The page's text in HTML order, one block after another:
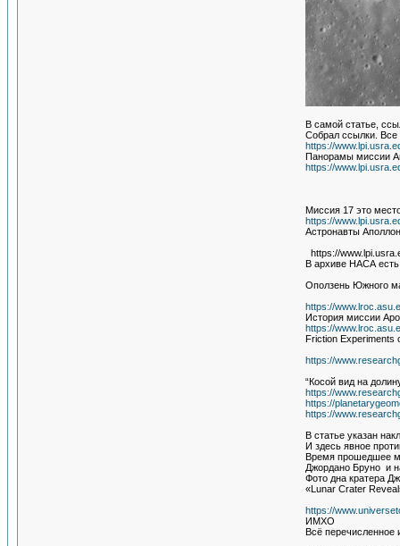
В самой статье,
Собрал ссылки.
https://
Панорамы миссии
https://
Миссия 17 это
https://
Астронавты
https://
В архиве НАСА
Оползень Южного
https://
История миссии
https://
Friction Experiments
https://
“Косой вид на
https://
https://
https://
В статье указан
И здесь явное
Время прошедшее
Джордано Бруно и
Фото дна кратера
«Lunar Crater
https://
ИМХО
Всё